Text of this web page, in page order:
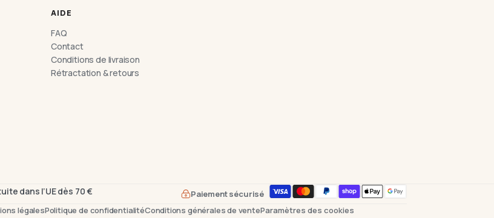
AIDE
FAQ
Contact
Conditions de livraison
Rétractation & retours
dans l’UE dès 70 €
Paiement sécurisé
légalesPolitique de confidentialitéConditions générales de venteParamètres des cookies